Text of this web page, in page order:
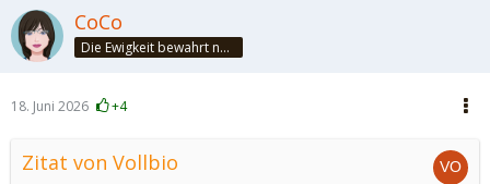
CoCo
Die Ewigkeit bewahrt nur die Liebe, weil sie von gleicher Natur ist. ~Khalil Gibran~
18. Juni 2026 +4
Zitat von Vollbio